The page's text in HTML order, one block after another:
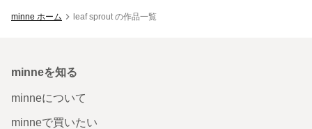
minne ホーム leaf sprout の作品一覧
minneを知る
minneについて
minneで買いたい